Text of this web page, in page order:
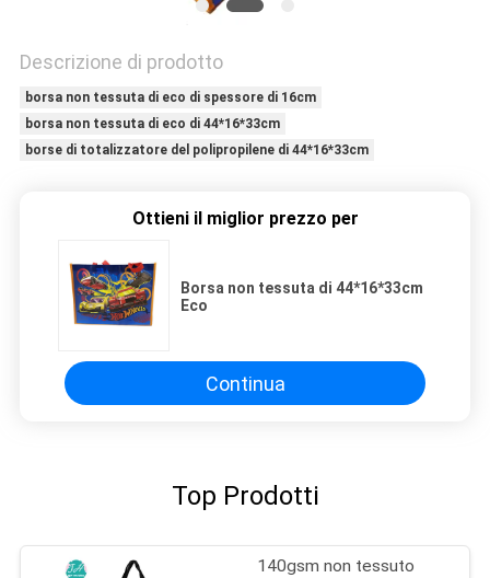
Descrizione di prodotto
borsa non tessuta di eco di spessore di 16cm
borsa non tessuta di eco di 44*16*33cm
borse di totalizzatore del polipropilene di 44*16*33cm
Ottieni il miglior prezzo per
Borsa non tessuta di 44*16*33cm
Eco
Continua
Top Prodotti
140gsm non tessuto